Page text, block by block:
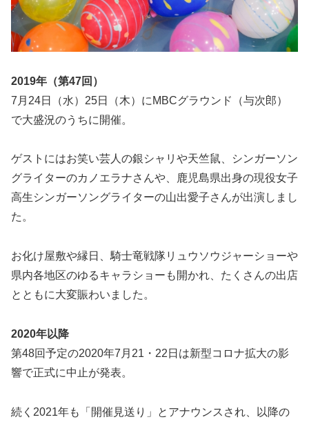
2019年（第47回）
7月24日（水）25日（木）にMBCグラウンド（与次郎）
で大盛況のうちに開催。
ゲストにはお笑い芸人の銀シャリや天竺鼠、シンガーソン
グライターのカノエラナさんや、鹿児島県出身の現役女子
高生シンガーソングライターの山出愛子さんが出演しまし
た。
お化け屋敷や縁日、騎士竜戦隊リュウソウジャーショーや
県内各地区のゆるキャラショーも開かれ、たくさんの出店
とともに大変賑わいました。
2020年以降
第48回予定の2020年7月21・22日は新型コロナ拡大の影
響で正式に中止が発表。
続く2021年も「開催見送り」とアナウンスされ、以降の